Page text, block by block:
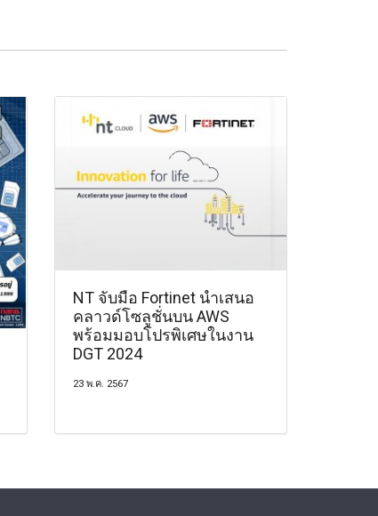
NT จับมือ Fortinet นำเสนอ
คลาวด์โซลูชั่นบน AWS
พร้อมมอบโปรพิเศษในงาน
DGT 2024
23 พ.ค. 2567